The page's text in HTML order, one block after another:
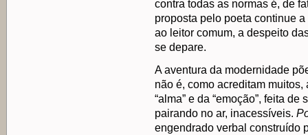
contra todas as normas é, de
proposta pelo poeta continue
ao leitor comum, a despeito
se depare.
A aventura da modernidade
não é, como acreditam
“alma” e da “emoção”, feita
pairando no ar, inacessíveis.
engendrado verbal construído